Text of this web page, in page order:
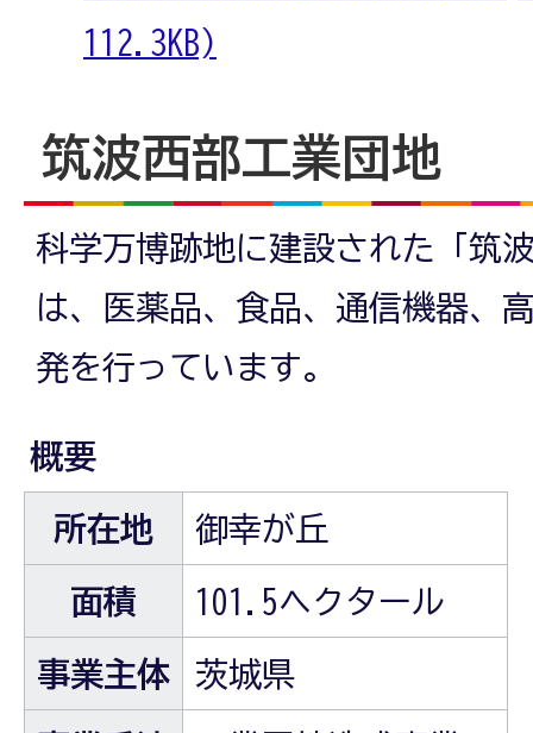
112.3KB)
筑波西部工業団地
科学万博跡地に建設された「筑
は、医薬品、食品、通信機器、
発を行っています。
概要
所在地 御幸が丘
面積 101.5ヘクタール
事業主体 茨城県